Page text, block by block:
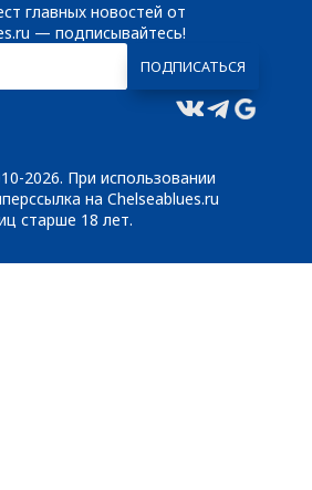
главных новостей от
— подписывайтесь!
2026. При использовании
на Chelseablues.ru
старше 18 лет.